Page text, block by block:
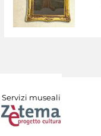
Servizi museali